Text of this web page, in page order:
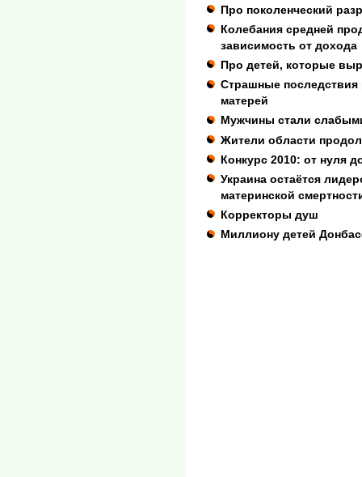
Про поколенческий
Колебания средней
зависимость от дохода
Про детей, которые
Страшные
матерей
Мужчины стали
Жители области
Конкурс 2010: от нуля
Украина остаётся
материнской
Корректоры душ
Миллиону детей